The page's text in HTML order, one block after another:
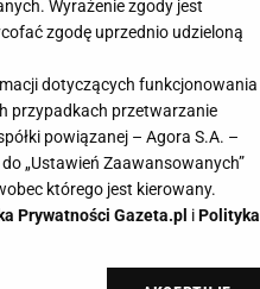
Wyrażenie zgody jest
zgodę uprzednio udzieloną
dotyczących funkcjonowania
przypadkach przetwarzanie
powiązanej – Agora S.A. –
„Ustawień Zaawansowanych”
którego jest kierowany.
Prywatności Gazeta.pl iPolityka